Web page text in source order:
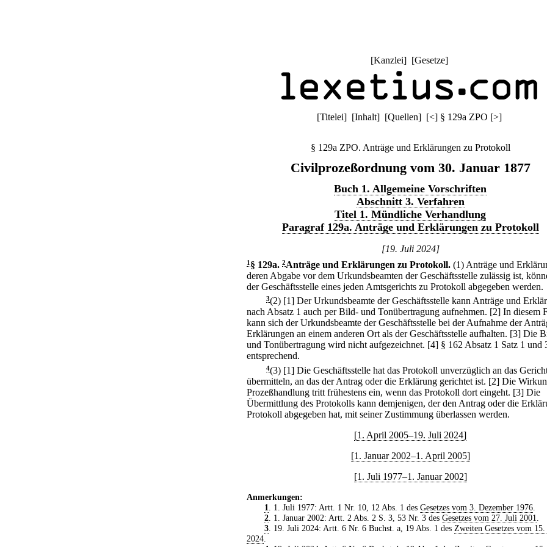
[Kanzlei] [Gesetze]
[Titelei] [Inhalt] [Quellen] [<] § 129a ZPO [>]
§ 129a ZPO. Anträge und Erklärungen zu Protokoll
Civilprozeßordnung vom 30. Januar 1877
Buch 1. Allgemeine Vorschriften
Abschnitt 3. Verfahren
Titel 1. Mündliche Verhandlung
Paragraf 129a. Anträge und Erklärungen zu Protokoll
[19. Juli 2024]
1 § 129a. 2Anträge und Erklärungen zu Protokoll. (1) Anträge und
deren Abgabe vor dem Urkundsbeamten der Geschäftsstelle zulässig ist,
der Geschäftsstelle eines jeden Amtsgerichts zu Protokoll abgegeben werden.
3(2) [1] Der Urkundsbeamte der Geschäftsstelle kann Anträge und
nach Absatz 1 auch per Bild- und Tonübertragung aufnehmen. [2] In diesem
kann sich der Urkundsbeamte der Geschäftsstelle bei der Aufnahme der
Erklärungen an einem anderen Ort als der Geschäftsstelle aufhalten. [3] Die
und Tonübertragung wird nicht aufgezeichnet. [4] § 162 Absatz 1 Satz 1 und
entsprechend.
4(3) [1] Die Geschäftsstelle hat das Protokoll unverzüglich an das
übermitteln, an das der Antrag oder die Erklärung gerichtet ist. [2] Die
Prozeßhandlung tritt frühestens ein, wenn das Protokoll dort eingeht. [3] Die
Übermittlung des Protokolls kann demjenigen, der den Antrag oder die
Protokoll abgegeben hat, mit seiner Zustimmung überlassen werden.
[1. April 2005–19. Juli 2024]
[1. Januar 2002–1. April 2005]
[1. Juli 1977–1. Januar 2002]
Anmerkungen:
1
. 1. Juli 1977: Artt. 1 Nr. 10, 12 Abs. 1 des Gesetzes vom 3. Dezember 1976.
2. 1. Januar 2002: Artt. 2 Abs. 2 S. 3, 53 Nr. 3 des Gesetzes vom 27. Juli 2001
3. 19. Juli 2024: Artt. 6 Nr. 6 Buchst. a, 19 Abs. 1 des Zweiten Gesetzes vom
2024